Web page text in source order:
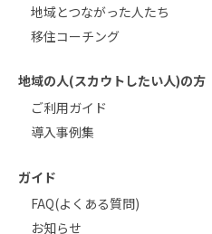
地域とつながった人たち
移住コーチング
地域の人(スカウトしたい人)の方
ご利用ガイド
導入事例集
ガイド
FAQ(よくある質問)
お知らせ